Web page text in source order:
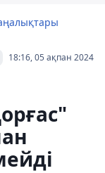
18:16, 05 ақпан 2024